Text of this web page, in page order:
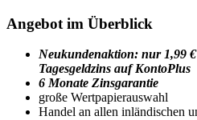
Angebot im Überblick
Neukundenaktion: nur 1,99
Tagesgeldzins auf KontoPlus
6 Monate Zinsgarantie
große Wertpapierauswahl
Handel an allen inländischen